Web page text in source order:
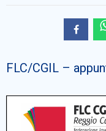
Comunicazioni Esterne
BACHECA SINDACALE
FLC/CGIL –